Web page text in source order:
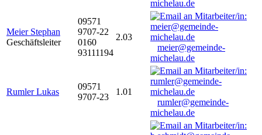
michelau.de
Meier Stephan
Geschäftsleiter
09571
9707-22
0160
93111194
2.03
meier@gemeinde-
michelau.de
Rumler Lukas
09571
9707-23
1.01
rumler@gemeinde-
michelau.de